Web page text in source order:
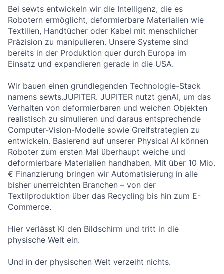
Bei sewts entwickeln wir die Intelligenz, die es
Robotern ermöglicht, deformierbare Materialien wie
Textilien, Handtücher oder Kabel mit menschlicher
Präzision zu manipulieren. Unsere Systeme sind
bereits in der Produktion quer durch Europa im
Einsatz und expandieren gerade in die USA.
Wir bauen einen grundlegenden Technologie-Stack
namens sewts.JUPITER. JUPITER nutzt genAI, um das
Verhalten von deformierbaren und weichen Objekten
realistisch zu simulieren und daraus entsprechende
Computer-Vision-Modelle sowie Greifstrategien zu
entwickeln. Basierend auf unserer Physical AI können
Roboter zum ersten Mal überhaupt weiche und
deformierbare Materialien handhaben. Mit über 10 Mio.
€ Finanzierung bringen wir Automatisierung in alle
bisher unerreichten Branchen – von der
Textilproduktion über das Recycling bis hin zum E-
Commerce.
Hier verlässt KI den Bildschirm und tritt in die
physische Welt ein.
Und in der physischen Welt verzeiht nichts.